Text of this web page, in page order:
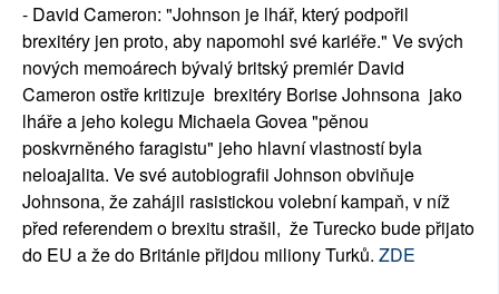
- David Cameron: "Johnson je lhář, který podpořil
brexitéry jen proto, aby napomohl své kariéře." Ve svých
nových memoárech bývalý britský premiér David
Cameron ostře kritizuje brexitéry Borise Johnsona jako
lháře a jeho kolegu Michaela Govea "pěnou
poskvrněného faragistu" jeho hlavní vlastností byla
neloajalita. Ve své autobiografii Johnson obviňuje
Johnsona, že zahájil rasistickou volební kampaň, v níž
před referendem o brexitu strašil, že Turecko bude přijato
do EU a že do Británie přijdou miliony Turků. ZDE